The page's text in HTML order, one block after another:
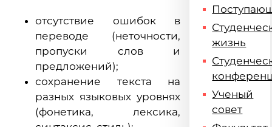
отсутствие ошибок в
переводе (неточности,
пропуски слов и
предложений);
сохранение текста на
разных языковых уровнях
(фонетика, лексика,
жизнь
Ученый
совет